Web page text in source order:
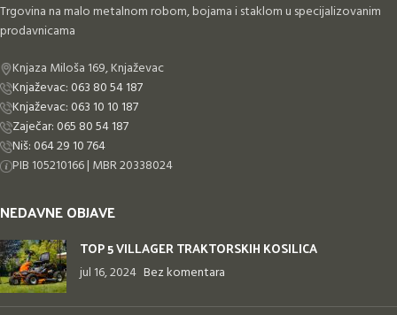
Trgovina na malo metalnom robom, bojama i staklom u specijalizovanim
prodavnicama
Knjaza Miloša 169, Knjaževac
Knjaževac: 063 80 54 187
Knjaževac: 063 10 10 187
Zaječar: 065 80 54 187
Niš: 064 29 10 764
PIB 105210166 | MBR 20338024
NEDAVNE OBJAVE
TOP 5 VILLAGER TRAKTORSKIH KOSILICA
jul 16, 2024 Bez komentara